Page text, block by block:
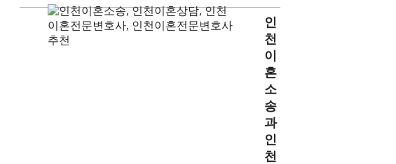
인
천
이
혼
소
송
과
인
천